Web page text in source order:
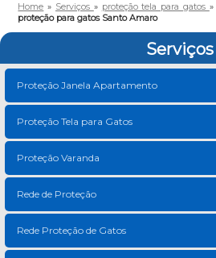
Home » Serviços » proteção tela para gatos »
proteção para gatos Santo Amaro
Serviços
Proteção Janela Apartamento
Proteção Tela para Gatos
Proteção Varanda
Rede de Proteção
Rede Proteção de Gatos